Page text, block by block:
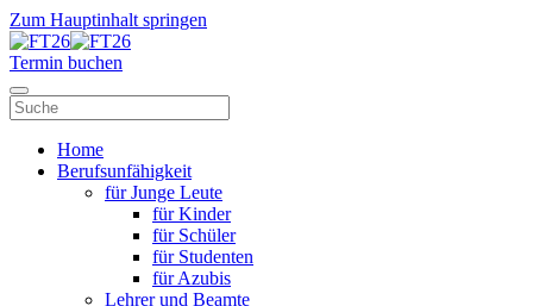
Zum Hauptinhalt springen
Termin buchen
Home
Berufsunfähigkeit
für Junge Leute
für Kinder
für Schüler
für Studenten
für Azubis
Lehrer und Beamte